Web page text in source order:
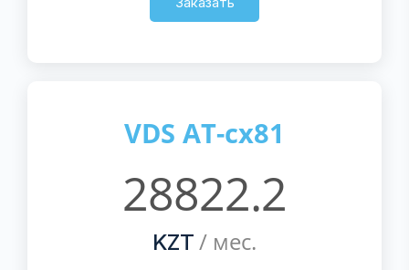
VDS AT-cx81
28822.2
KZT / мес.